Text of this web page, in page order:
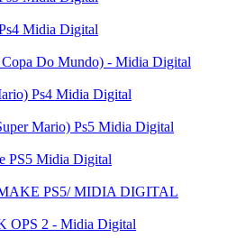
Midia Digital
Do Mundo) - Midia Digital
Ps4 Midia Digital
Mario) Ps5 Midia Digital
PS5 Midia Digital
PS5/ MIDIA DIGITAL
2 - Midia Digital